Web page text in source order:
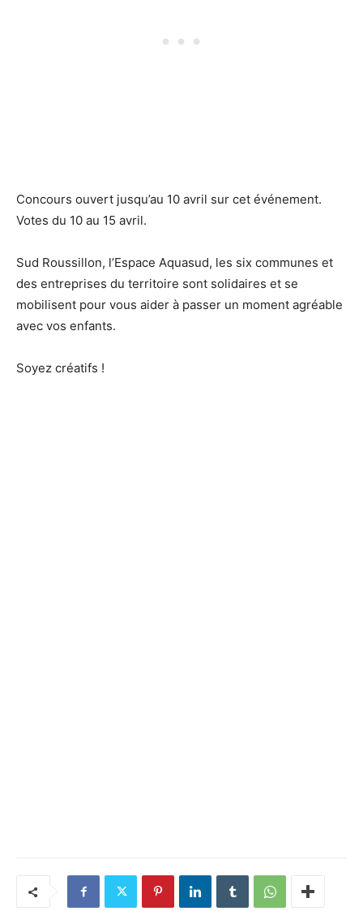
Concours ouvert jusqu’au 10 avril sur cet événement.
Votes du 10 au 15 avril.
Sud Roussillon, l’Espace Aquasud, les six communes et
des entreprises du territoire sont solidaires et se
mobilisent pour vous aider à passer un moment agréable
avec vos enfants.
Soyez créatifs !